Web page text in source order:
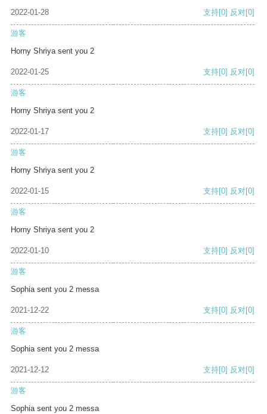
2022-01-28 支持[0] 反对[0]
游客
Horny Shriya sent you 2
2022-01-25 支持[0] 反对[0]
游客
Horny Shriya sent you 2
2022-01-17 支持[0] 反对[0]
游客
Horny Shriya sent you 2
2022-01-15 支持[0] 反对[0]
游客
Horny Shriya sent you 2
2022-01-10 支持[0] 反对[0]
游客
Sophia sent you 2 messa
2021-12-22 支持[0] 反对[0]
游客
Sophia sent you 2 messa
2021-12-12 支持[0] 反对[0]
游客
Sophia sent you 2 messa